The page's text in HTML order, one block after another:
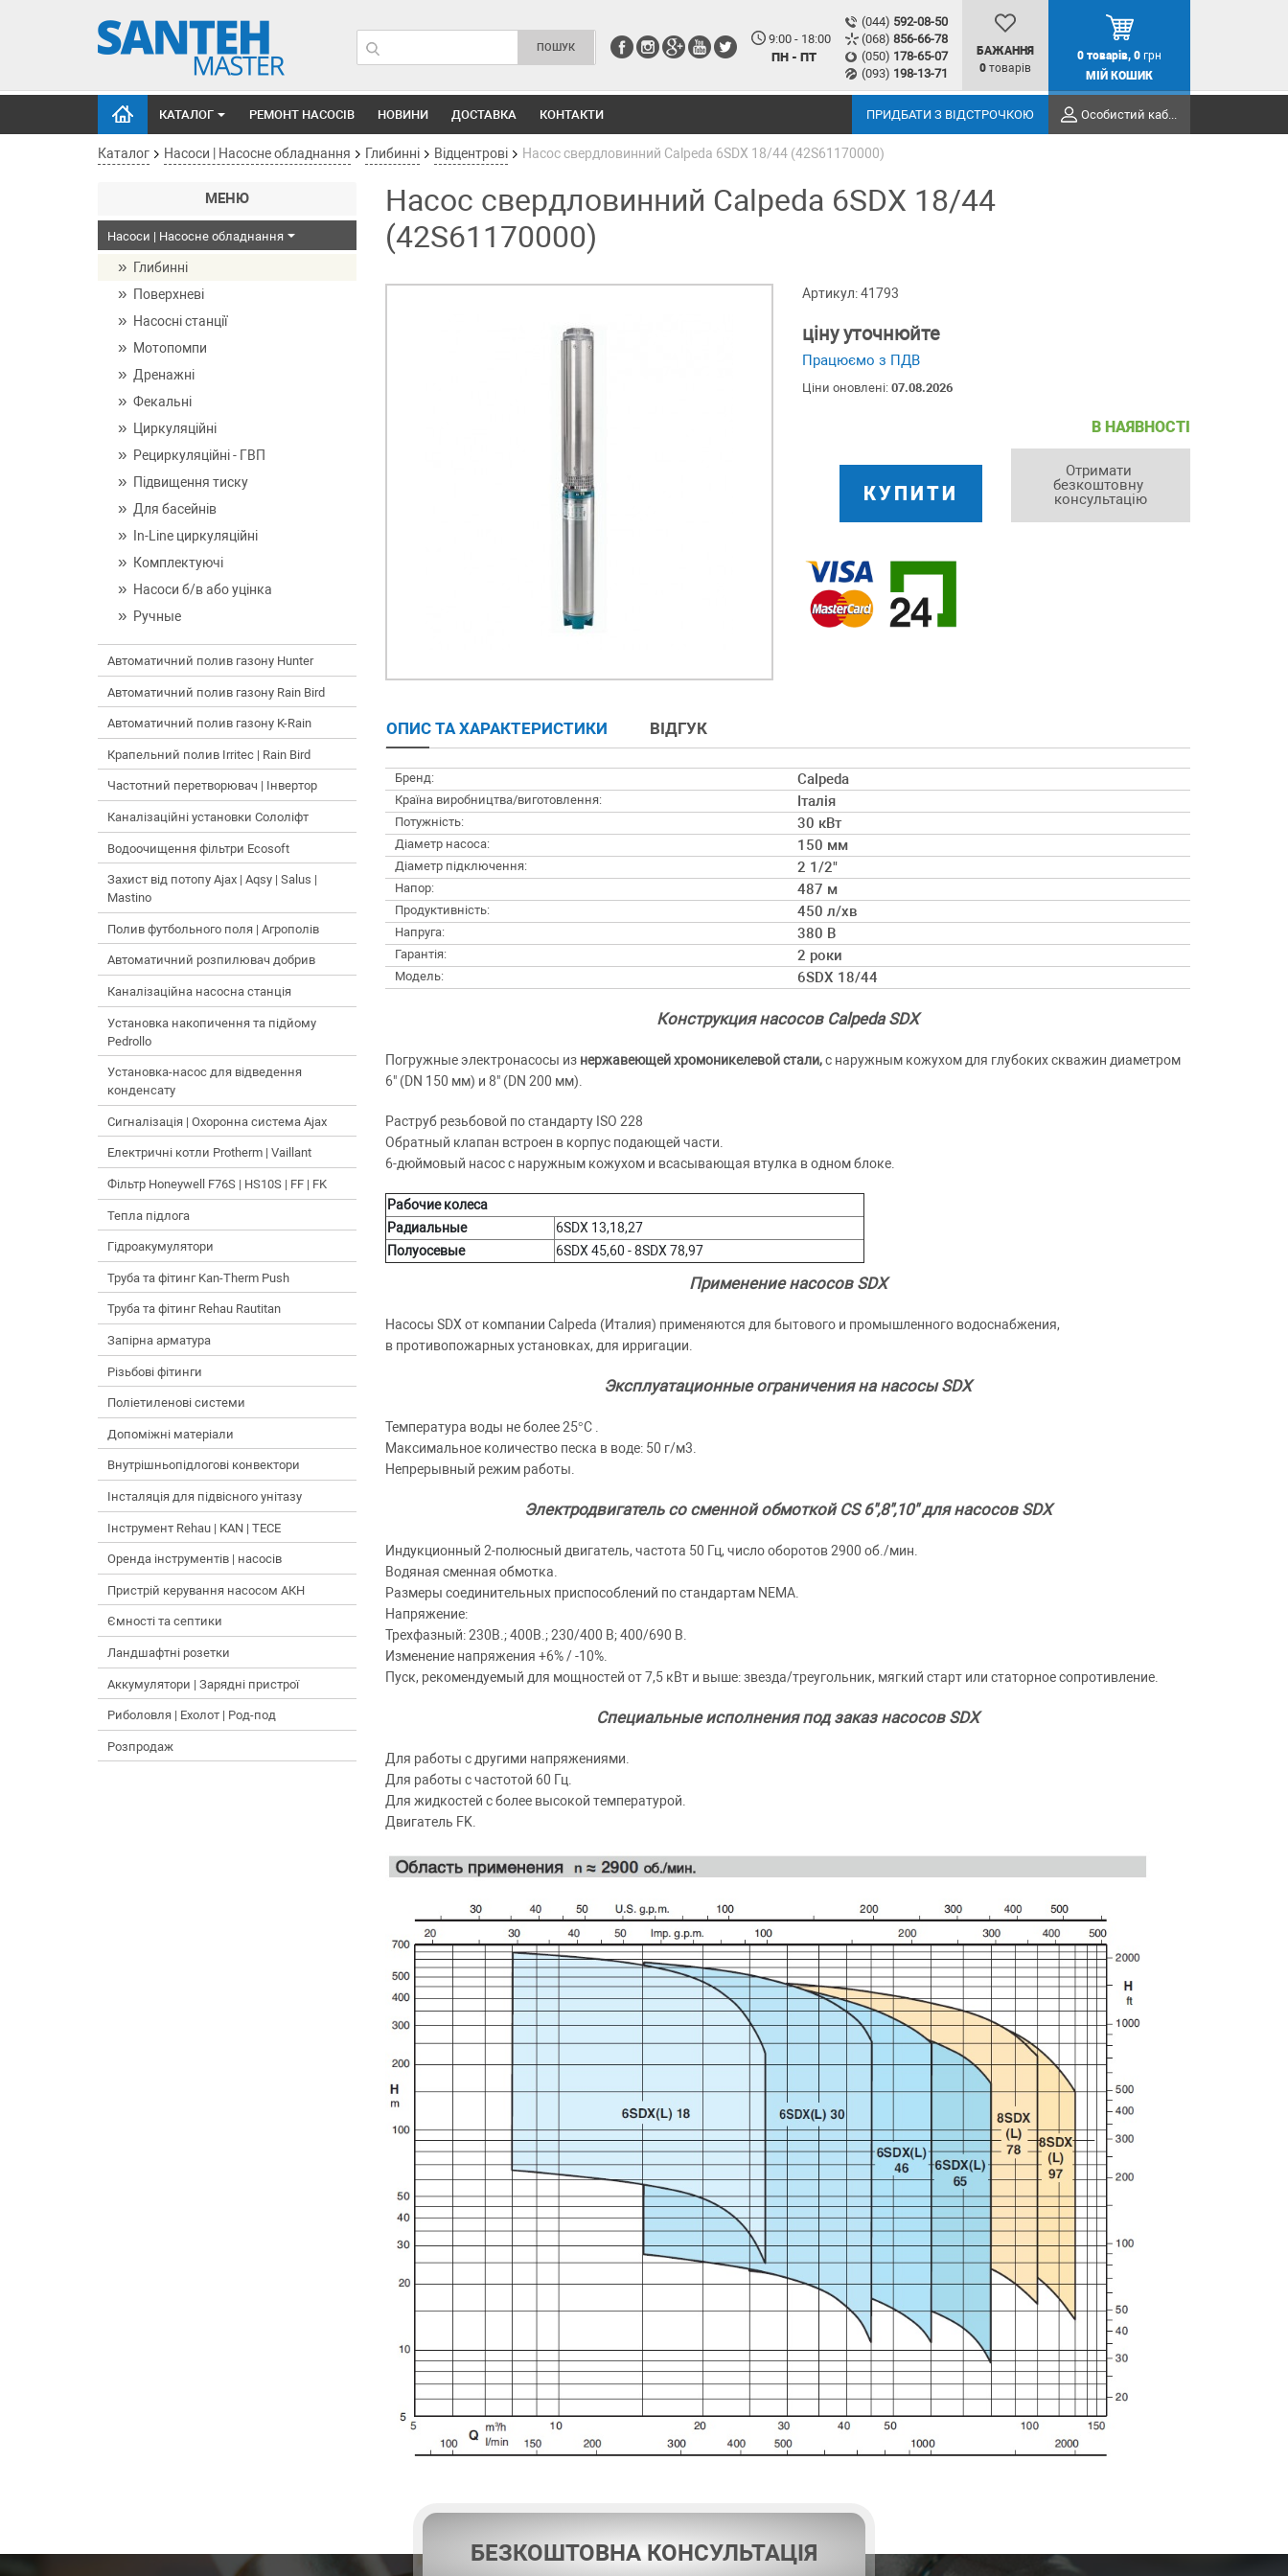
9:00 - 18:00
ПН - ПТ
(044) 592-08-50
(068) 856-66-78
(050) 178-65-07
(093) 198-13-71
БАЖАННЯ
0 товарів
0 товарів, 0 грн
МІЙ КОШИК
КАТАЛОГ РЕМОНТ НАСОСІВ НОВИНИ ДОСТАВКА КОНТАКТИ ПРИДБАТИ З ВІДСТРОЧКОЮ Особистий кабінет
Каталог Насоси | Насосне обладнання Глибинні Відцентрові Насос свердловинний Calpeda 6SDX 18/44 (42S61170000)
МЕНЮ
Насоси | Насосне обладнання
Глибинні
Поверхневі
Насосні станції
Мотопомпи
Дренажні
Фекальні
Циркуляційні
Рециркуляційні - ГВП
Підвищення тиску
Для басейнів
In-Line циркуляційні
Комплектуючі
Насоси б/в або уцінка
Ручные
Автоматичний полив газону Hunter
Автоматичний полив газону Rain Bird
Автоматичний полив газону K-Rain
Крапельний полив Irritec | Rain Bird
Частотний перетворювач | Інвертор
Каналізаційні установки Сололіфт
Водоочищення фільтри Ecosoft
Захист від потопу Ajax | Aqsy | Salus |
Mastino
Полив футбольного поля | Агрополів
Автоматичний розпилювач добрив
Каналізаційна насосна станція
Установка накопичення та підйому
Pedrollo
Установка-насос для відведення
конденсату
Сигналізація | Охоронна система Ajax
Електричні котли Protherm | Vaillant
Фільтр Honeywell F76S | HS10S | FF | FK
Тепла підлога
Гідроакумулятори
Труба та фітинг Kan-Therm Push
Труба та фітинг Rehau Rautitan
Запірна арматура
Різьбові фітинги
Поліетиленові системи
Допоміжні матеріали
Внутрішньопідлогові конвектори
Інсталяція для підвісного унітазу
Інструмент Rehau | KAN | TECE
Оренда інструментів | насосів
Пристрій керування насосом АКН
Ємності та септики
Ландшафтні розетки
Аккумулятори | Зарядні пристрої
Риболовля | Ехолот | Род-под
Розпродаж
Насос свердловинний Calpeda 6SDX 18/44
(42S61170000)
Артикул: 41793
ціну уточнюйте
Працюємо з ПДВ
Ціни оновлені: 07.08.2026
КУПИТИ
В НАЯВНОСТІ
Отримати
безкоштовну
консультацію
ОПИС ТА ХАРАКТЕРИСТИКИ ВІДГУК
Бренд: Calpeda
Країна виробництва/виготовлення: Італія
Потужність: 30 кВт
Діаметр насоса: 150 мм
Діаметр підключення: 2 1/2"
Напор: 487 м
Продуктивність: 450 л/хв
Напруга: 380 В
Гарантія: 2 роки
Модель: 6SDX 18/44
Конструкция насосов Calpeda SDX
Погружные электронасосы из нержавеющей хромоникелевой стали,с наружным кожухом для глубоких скважин диаметром
6" (DN 150 мм) и 8" (DN 200 мм).
Раструб резьбовой по стандарту ISO 228
Обратный клапан встроен в корпус подающей части.
6-дюймовый насос с наружным кожухом и всасывающая втулка в одном блоке.
Рабочие колеса
Радиальные
6SDX 13,18,27
Полуосевые
6SDX 45,60 - 8SDX 78,97
Применение насосов SDX
Насосы SDX от компании Calpeda (Италия) применяются для бытового и промышленного водоснабжения,
в противопожарных установках, для ирригации.
Эксплуатационные ограничения на насосы SDX
Температура воды не более 25°C .
Максимальное количество песка в воде: 50 г/м3.
Непрерывный режим работы.
Электродвигатель со сменной обмоткой CS 6",8",10" для насосов SDX
Индукционный 2-полюсный двигатель, частота 50 Гц, число оборотов 2900 об./мин.
Водяная сменная обмотка.
Размеры соединительных приспособлений по стандартам NEMA.
Напряжение:
Трехфазный: 230В.; 400В.; 230/400 В; 400/690 В.
Изменение напряжения +6% / -10%.
Пуск, рекомендуемый для мощностей от 7,5 кВт и выше: звезда/треугольник, мягкий старт или статорное сопротивление.
Специальные исполнения под заказ насосов SDX
Для работы с другими напряжениями.
Для работы с частотой 60 Гц.
Для жидкостей с более высокой температурой.
Двигатель FK.
БЕЗКОШТОВНА КОНСУЛЬТАЦІЯ